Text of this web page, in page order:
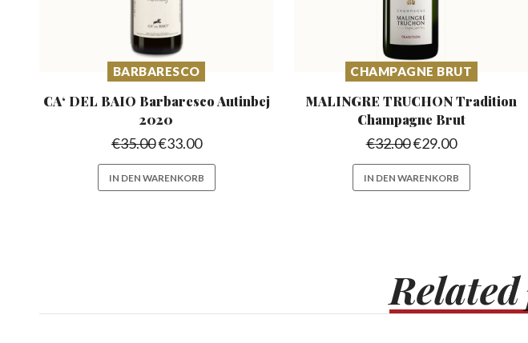
BARBARESCO
CA‘ DEL BAIO BarbarescoAutinbej
2020
€35.00€33.00
IN DEN WARENKORB
CHAMPAGNE BRUT
MALINGRE TRUCHON Tradition
Champagne Brut
€32.00€29.00
IN DEN WARENKORB
Related